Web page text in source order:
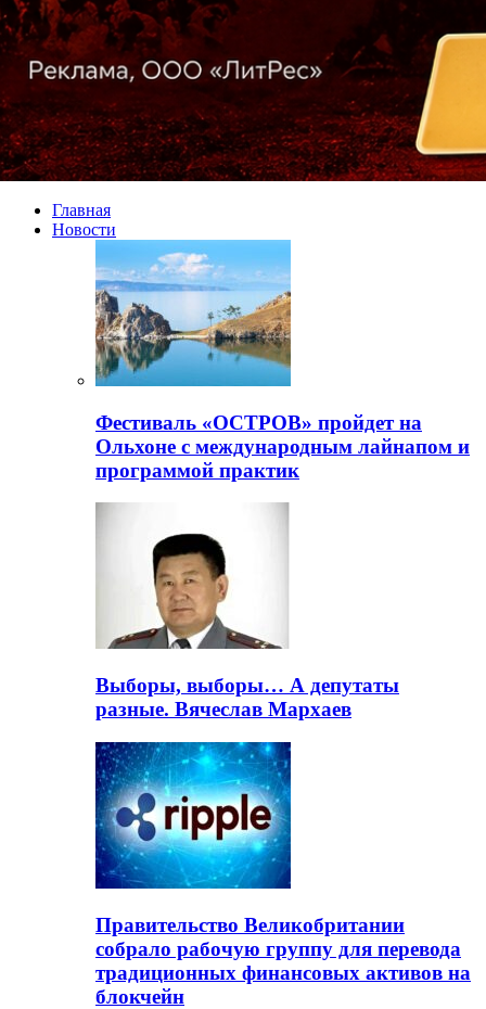
Главная
Новости
Фестиваль «ОСТРОВ» пройдет на
Ольхоне с международным лайнапом и
программой практик
Выборы, выборы… А депутаты
разные. Вячеслав Мархаев
Правительство Великобритании
собрало рабочую группу для перевода
традиционных финансовых активов на
блокчейн